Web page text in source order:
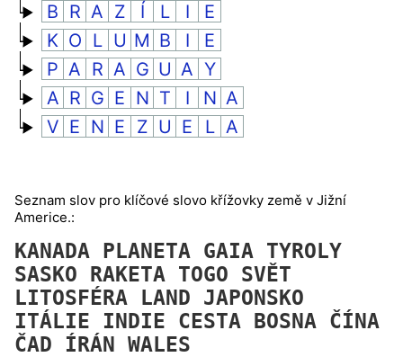
B R A Z Í L I
E
K O L U M B I
E
P A R A G U A Y
A R G E N T I N A
V E N E Z U E L A
Seznam slov pro klíčové slovo křížovky země v Jižní
Americe.:
KANADA PLANETA GAIA TYROLY
SASKO RAKETA TOGO SVĚT
LITOSFÉRA LAND JAPONSKO
ITÁLIE INDIE CESTA BOSNA ČÍNA
ČAD ÍRÁN WALES